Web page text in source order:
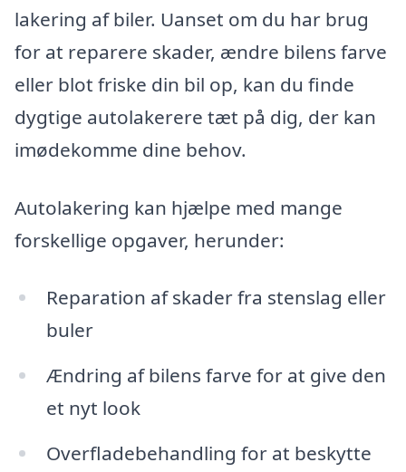
lakering af biler. Uanset om du har brug
for at reparere skader, ændre bilens farve
eller blot friske din bil op, kan du finde
dygtige autolakerere tæt på dig, der kan
imødekomme dine behov.
Autolakering kan hjælpe med mange
forskellige opgaver, herunder:
Reparation af skader fra stenslag eller
buler
Ændring af bilens farve for at give den
et nyt look
Overfladebehandling for at beskytte